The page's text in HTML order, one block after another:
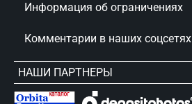
Информация об ограничениях
Комментарии в наших соцсетях
НАШИ ПАРТНЕРЫ